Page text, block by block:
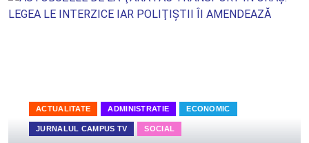
ACTUALITATE ADMINISTRATIE ECONOMIC
JURNALUL CAMPUS TV SOCIAL